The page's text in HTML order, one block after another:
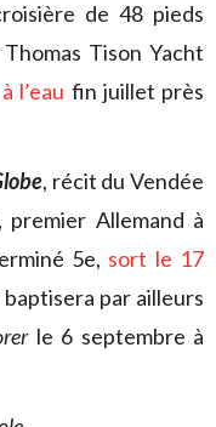
de 48 pieds
Tison Yacht
l’eau fin juillet près
, récit du Vendée
Allemand à
5e, sort le 17
par ailleurs
le 6 septembre à